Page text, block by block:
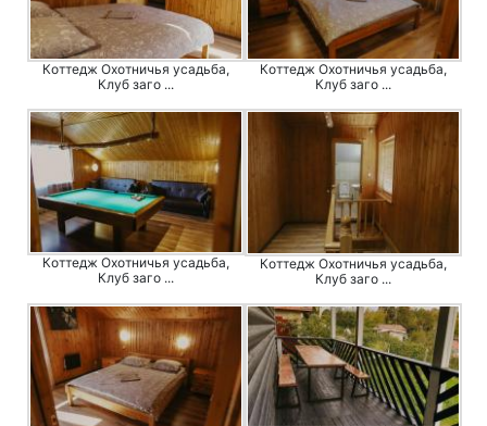
Коттедж Охотничья усадьба,
Клуб заго ...
Коттедж Охотничья усадьба,
Клуб заго ...
Коттедж Охотничья усадьба,
Клуб заго ...
Коттедж Охотничья усадьба,
Клуб заго ...